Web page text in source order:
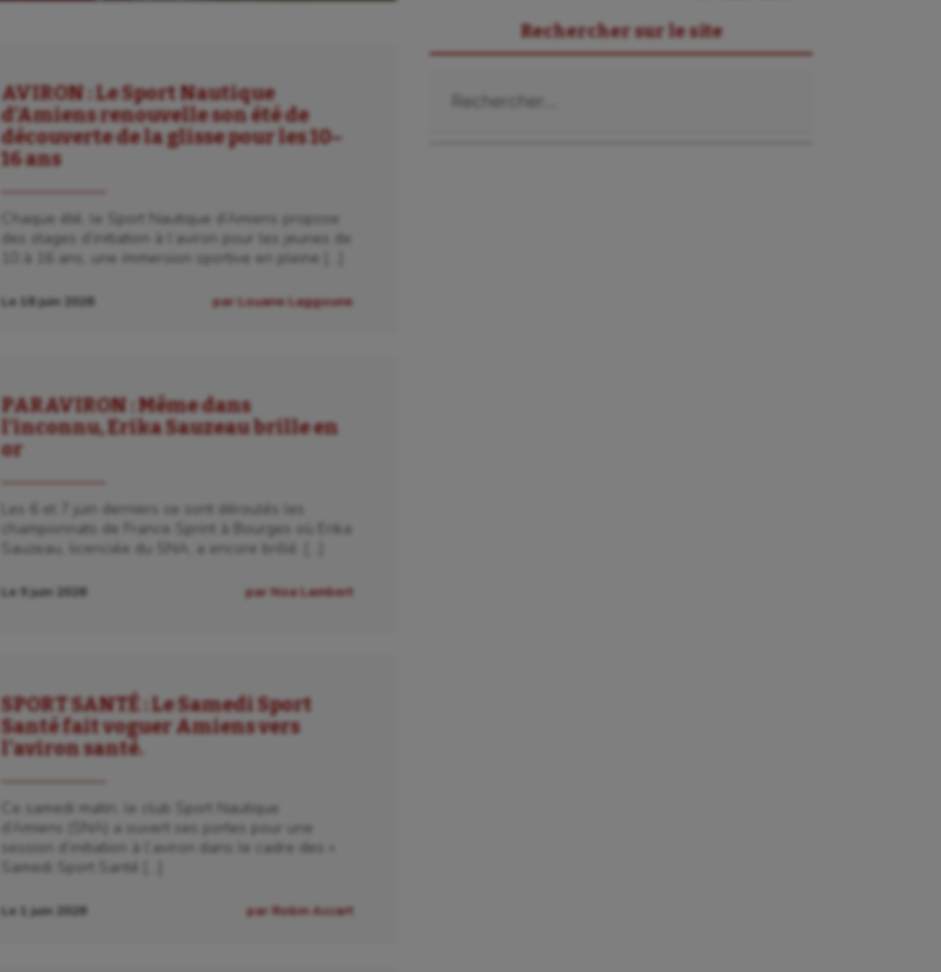
AVIRON : Le Sport Nautique
d’Amiens renouvelle son été de
découverte de la glisse pour les 10–
16 ans
Chaque été, le Sport Nautique d’Amiens propose
des stages d’initiation à l’aviron pour les jeunes de
10 à 16 ans, une immersion sportive en pleine […]
Le 18 juin 2026 par Louane Laggoune
PARAVIRON : Même dans
l’inconnu, Erika Sauzeau brille en
or
Les 6 et 7 juin derniers se sont déroulés les
championnats de France Sprint à Bourges où Erika
Sauzeau, licenciée du SNA, a encore brillé. […]
Le 9 juin 2026 par Noa Lambert
SPORT SANTÉ : Le Samedi Sport
Santé fait voguer Amiens vers
l’aviron santé.
Ce samedi matin, le club Sport Nautique
d’Amiens (SNA) a ouvert ses portes pour une
session d’initiation à l’aviron dans le cadre des «
Samedi Sport Santé […]
Le 1 juin 2026 par Robin Accart
Rechercher sur le site